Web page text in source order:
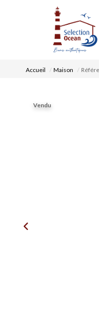
Accueil Maison
Vendu